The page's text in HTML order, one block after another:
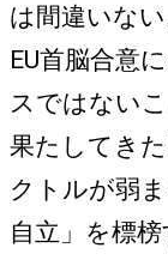
は間違いな
EU首脳合意
スではない
果たしてき
クトルが弱
自立」を標